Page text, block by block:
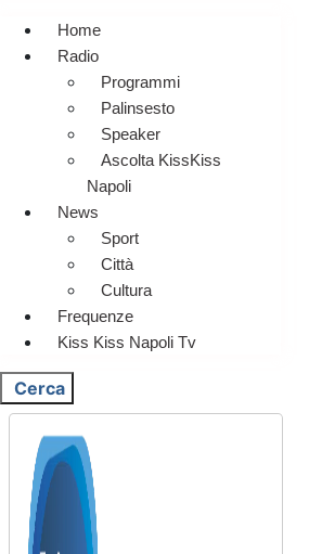
Home
Radio
Programmi
Palinsesto
Speaker
Ascolta KissKiss
Napoli
News
Sport
Città
Cultura
Frequenze
Kiss Kiss Napoli Tv
Cerca